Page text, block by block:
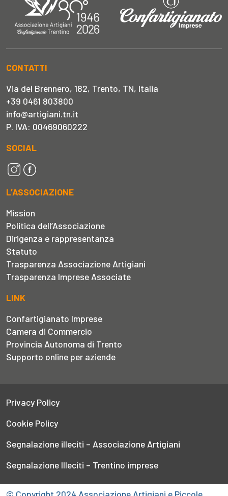
CONTATTI
Via del Brennero, 182, Trento, TN, Italia
+39 0461 803800
info@artigiani.tn.it
P. IVA: 00469060222
SOCIAL
L’ASSOCIAZIONE
Mission
Politica dell’Associazione
Dirigenza e rappresentanza
Statuto
Trasparenza Associazione Artigiani
Trasparenza Imprese Associate
LINK
Confartigianato Imprese
Camera di Commercio
Provincia Autonoma di Trento
Supporto online per aziende
Privacy Policy
Cookie Policy
Segnalazione illeciti – Associazione Artigiani
Segnalazione Illeciti – Trentino imprese
© Copyright 2024 Associazione Artigiani e Piccole